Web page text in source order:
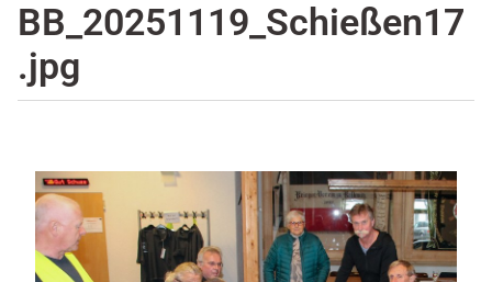
BB_20251119_Schießen17
.jpg